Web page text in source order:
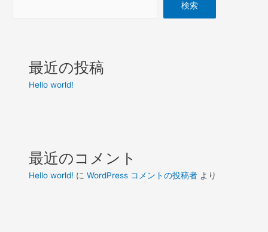
検索
最近の投稿
Hello world!
最近のコメント
Hello world! にWordPress コメントの投稿者 より